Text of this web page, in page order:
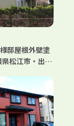
邸屋根外壁塗
松江市・出雲
市・鳥取県米
きじま塗装」